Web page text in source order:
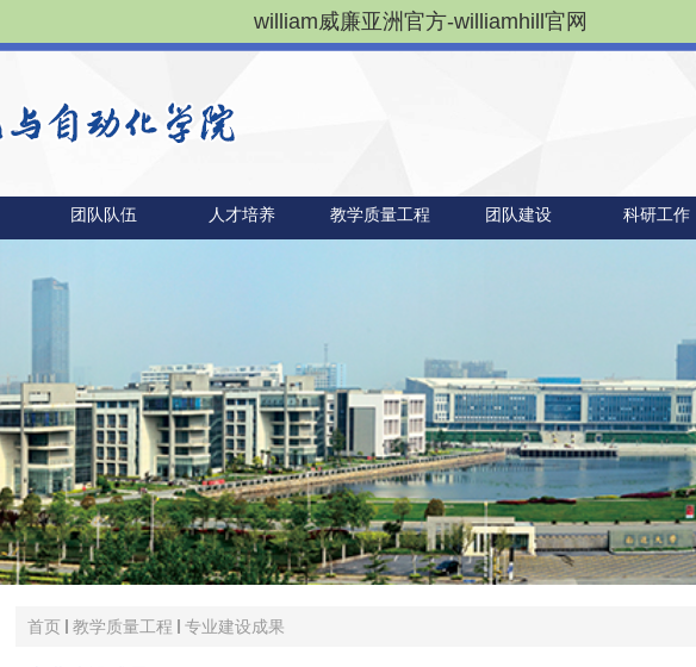
william威廉亚洲官方-williamhill官网
团队队伍 人才培养 教学质量工程 团队建设 科研工作
首页 教学质量工程 专业建设成果